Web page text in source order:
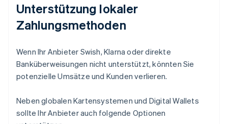
Unterstützung lokaler
Zahlungsmethoden
Wenn Ihr Anbieter Swish, Klarna oder direkte
Banküberweisungen nicht unterstützt, könnten Sie
potenzielle Umsätze und Kunden verlieren.
Neben globalen Kartensystemen und Digital Wallets
sollte Ihr Anbieter auch folgende Optionen